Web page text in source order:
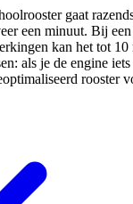
gaat
een minuut. Bij
kan het tot 10
als je de engine
rooster